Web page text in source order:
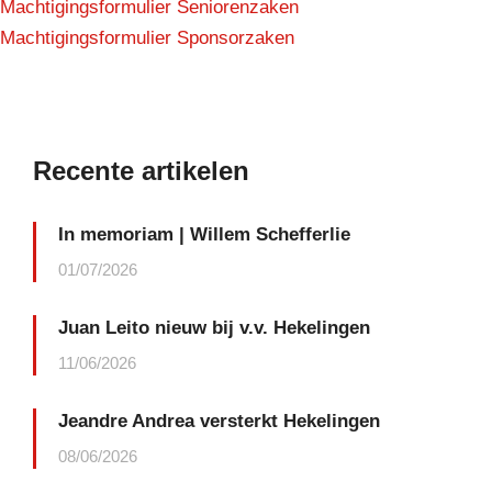
Machtigingsformulier Seniorenzaken
Machtigingsformulier Sponsorzaken
Recente artikelen
In memoriam | Willem Schefferlie
01/07/2026
Juan Leito nieuw bij v.v. Hekelingen
11/06/2026
Jeandre Andrea versterkt Hekelingen
08/06/2026